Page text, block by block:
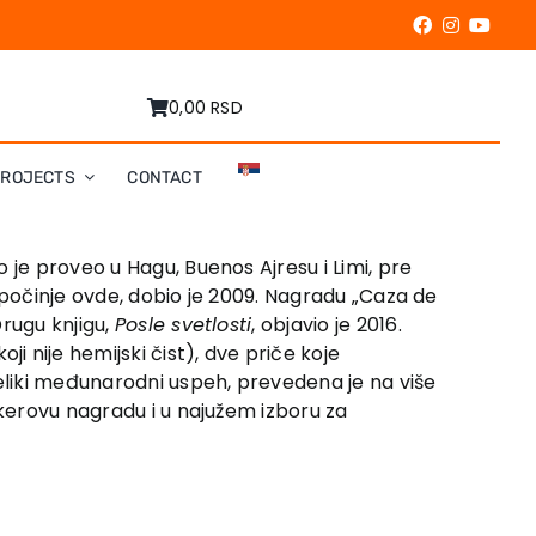
0,00 RSD
CONTACT
proveo u Hagu, Buenos Ajresu i Limi, pre
ovde, dobio je 2009. Nagradu „Caza de
knjigu, Posle svetlosti, objavio je 2016.
nije hemijski čist), dve priče koje
međunarodni uspeh, prevedena je na više
nagradu i u najužem izboru za